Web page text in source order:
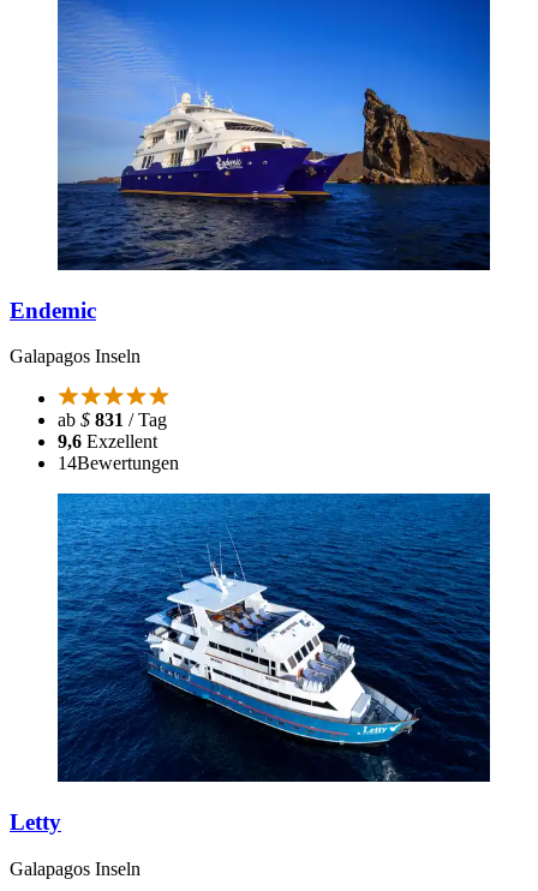
Endemic
Galapagos Inseln
ab $ 831 / Tag
9,6 Exzellent
14Bewertungen
Letty
Galapagos Inseln